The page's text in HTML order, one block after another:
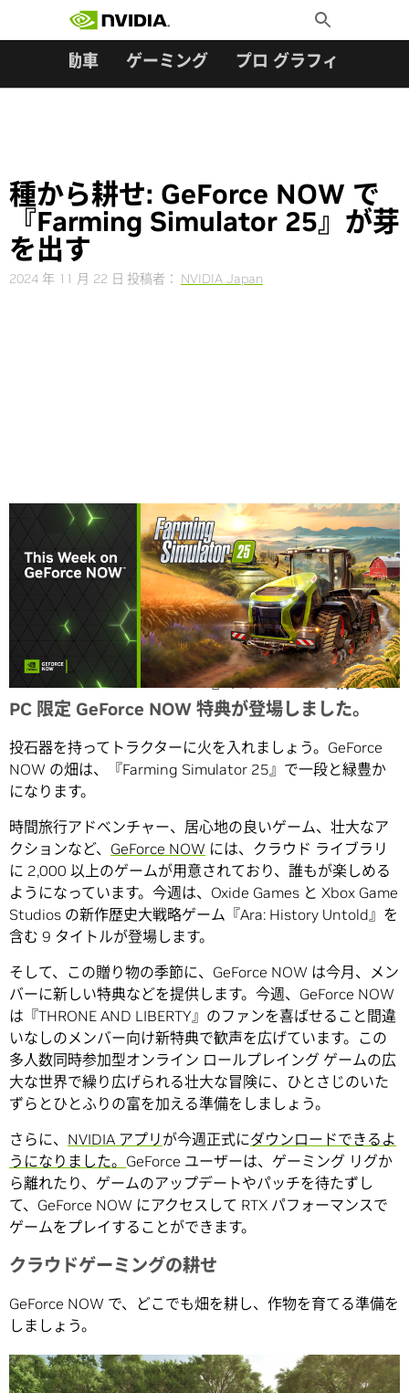
Toggle
Search
自動車 ゲーミング プロ グラフィックス
種から耕せ: GeForce NOW で
『Farming Simulator 25』が芽
を出す
2024 年 11 月 22 日 投稿者： NVIDIA Japan
『THRONE AND LIBERTY』メンバーへの新しい
PC 限定 GeForce NOW 特典が登場しました。
投石器を持ってトラクターに火を入れましょう。GeForce
NOW の畑は、『Farming Simulator 25』で一段と緑豊か
になります。
時間旅行アドベンチャー、居心地の良いゲーム、壮大なア
クションなど、 GeForce NOW には、クラウド ライブラリ
に 2,000 以上のゲームが用意されており、誰もが楽しめる
ようになっています。今週は、Oxide Games と Xbox Game
Studios の新作歴史大戦略ゲーム『Ara: History Untold』を
含む 9 タイトルが登場します。
そして、この贈り物の季節に、GeForce NOW は今月、メン
バーに新しい特典などを提供します。今週、GeForce NOW
は『THRONE AND LIBERTY』のファンを喜ばせること間違
いなしのメンバー向け新特典で歓声を広げています。この
多人数同時参加型オンライン ロールプレイング ゲームの広
大な世界で繰り広げられる壮大な冒険に、ひとさじのいた
ずらとひとふりの富を加える準備をしましょう。
さらに、 NVIDIA アプリ が今週正式にダウンロードできるよ
うになりました。 GeForce ユーザーは、ゲーミング リグか
ら離れたり、ゲームのアップデートやパッチを待たずし
て、GeForce NOW にアクセスして RTX パフォーマンスで
ゲームをプレイすることができます。
クラウドゲーミングの耕せ
GeForce NOW で、どこでも畑を耕し、作物を育てる準備を
しましょう。